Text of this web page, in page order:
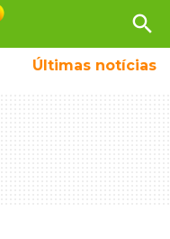
search
Últimas notícias